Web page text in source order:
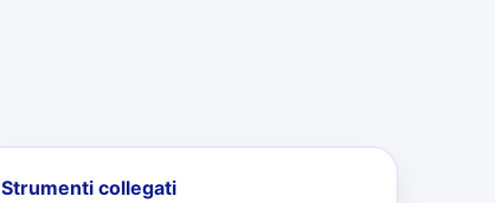
Strumenti collegati